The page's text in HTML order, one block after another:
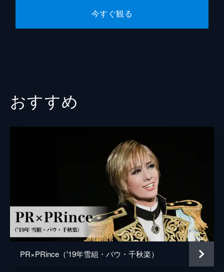
今すぐ観る
おすすめ
PR×PRince（'19年雪組・バウ・千秋楽）